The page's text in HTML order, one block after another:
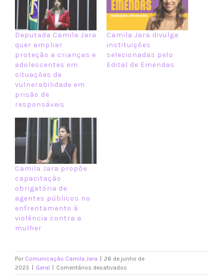
Deputada Camila Jara
quer ampliar
proteção a crianças e
adolescentes em
situações de
vulnerabilidade em
prisão de
responsáveis
Camila Jara divulga
instituições
selecionadas pelo
Edital de Emendas
Camila Jara propõe
capacitação
obrigatória de
agentes públicos no
enfrentamento à
violência contra a
mulher
Por Comunicação Camila Jara
26 de junho de
2025
Geral Comentários desativados
Camila